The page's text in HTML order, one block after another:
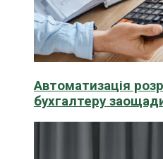
Автоматизація
бухгалтеру